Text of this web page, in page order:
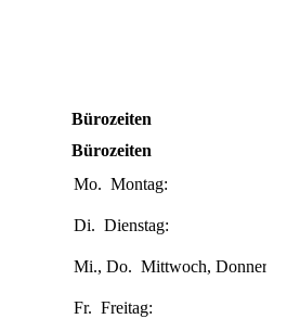
Bürozeiten
Bürozeiten
Mo. Montag:
Di. Dienstag:
Mi., Do. Mittwoch, Donnerstag:
Fr. Freitag: